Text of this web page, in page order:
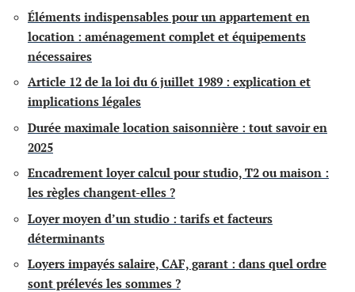
Éléments indispensables pour un appartement en
location : aménagement complet et équipements
nécessaires
Article 12 de la loi du 6 juillet 1989 : explication et
implications légales
Durée maximale location saisonnière : tout savoir en
2025
Encadrement loyer calcul pour studio, T2 ou maison :
les règles changent-elles ?
Loyer moyen d’un studio : tarifs et facteurs
déterminants
Loyers impayés salaire, CAF, garant : dans quel ordre
sont prélevés les sommes ?